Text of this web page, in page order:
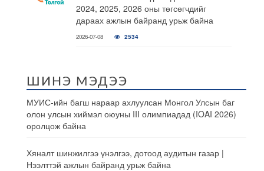
2024, 2025, 2026 оны төгсөгчдийг
дараах ажлын байранд урьж байна
2026-07-08 2534
ШИНЭ МЭДЭЭ
МУИС-ийн багш нараар ахлуулсан Монгол Улсын баг
олон улсын хиймэл оюуны III олимпиадад (IOAI 2026)
оролцож байна
Хяналт шинжилгээ үнэлгээ, дотоод аудитын газар |
Нээлттэй ажлын байранд урьж байна